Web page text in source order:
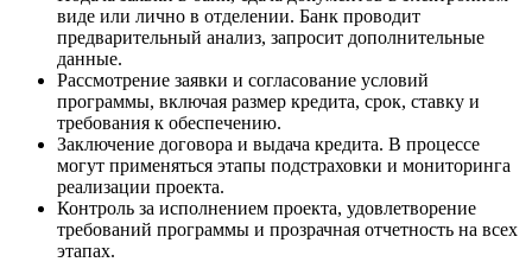
виде или лично в отделении. Банк проводит
предварительный анализ, запросит дополнительные
данные.
Рассмотрение заявки и согласование условий
программы, включая размер кредита, срок, ставку и
требования к обеспечению.
Заключение договора и выдача кредита. В процессе
могут применяться этапы подстраховки и мониторинга
реализации проекта.
Контроль за исполнением проекта, удовлетворение
требований программы и прозрачная отчетность на всех
этапах.